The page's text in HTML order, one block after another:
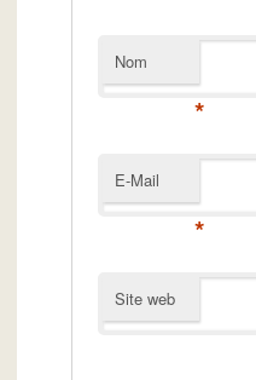
Nom
*
E-Mail
*
Site web